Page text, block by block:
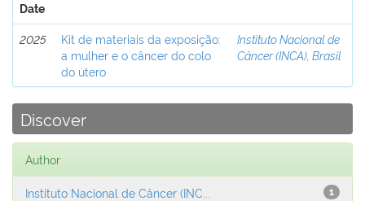
Date
2025
Kit de materiais da exposição:
a mulher e o câncer do colo
do útero
Instituto Nacional de
Câncer (INCA), Brasil
Discover
Author
1
Instituto Nacional de Câncer (INC...